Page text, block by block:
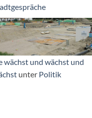
wächst und wächst und
unter Politik